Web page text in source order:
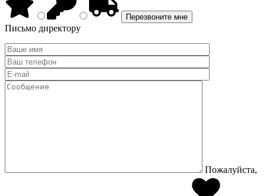
Письмо директору
Пожалуйста,